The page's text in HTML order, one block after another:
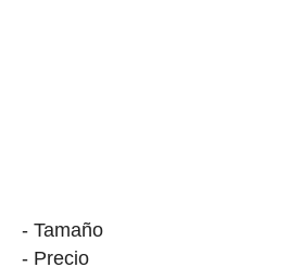
- Tamaño
- Precio